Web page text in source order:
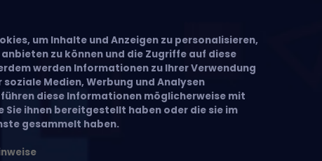
um Inhalte und Anzeigen zu personalisieren,
zu können und die Zugriffe auf diese
werden Informationen zu Ihrer Verwendung
Medien, Werbung und Analysen
diese Informationen möglicherweise mit
Sie ihnen bereitgestellt haben oder die sie im
gesammelt haben.